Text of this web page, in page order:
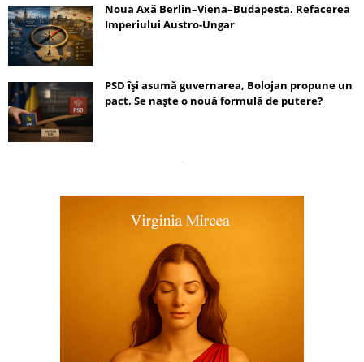
Noua Axă Berlin–Viena–Budapesta. Refacerea
Imperiului Austro-Ungar
PSD își asumă guvernarea, Bolojan propune un
pact. Se naște o nouă formulă de putere?